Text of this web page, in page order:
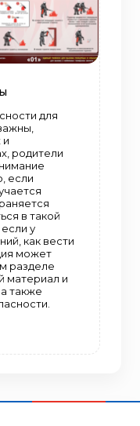
для
и
родители
если
в такой
у
как вести
может
разделе
материал и
также